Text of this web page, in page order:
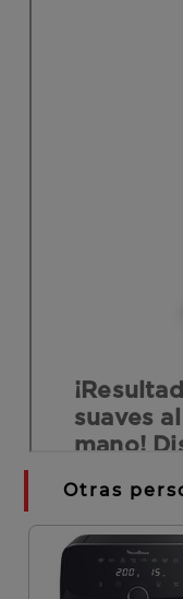
Otras